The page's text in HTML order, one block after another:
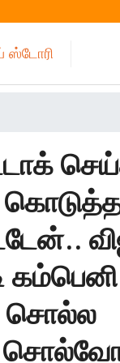
ஸ்டோரி
சொல்ல